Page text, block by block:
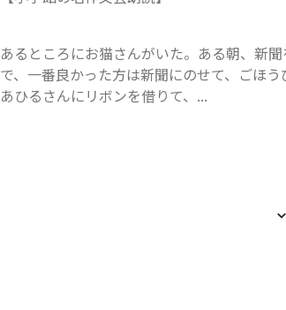
あるところにお猫さんがいた。ある朝、新
で、一番良かった方は新聞にのせて、ごほ
あひるさんにリボンを借りて、...